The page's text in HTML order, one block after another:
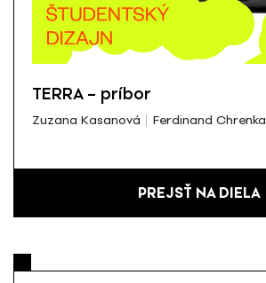
TERRA – príbor
Zuzana Kasanová Ferdinand Chrenka
PREJSŤ NA DIELA